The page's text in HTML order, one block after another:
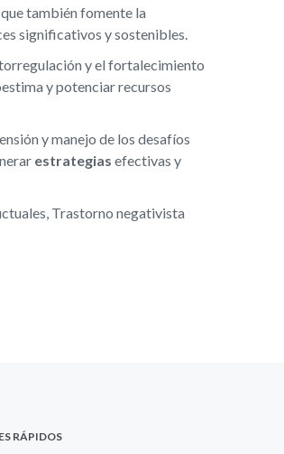
también fomente la
significativos y sostenibles.
y el fortalecimiento
y potenciar recursos
y manejo de los desafíos
estrategias efectivas y
Trastorno negativista
RÁPIDOS